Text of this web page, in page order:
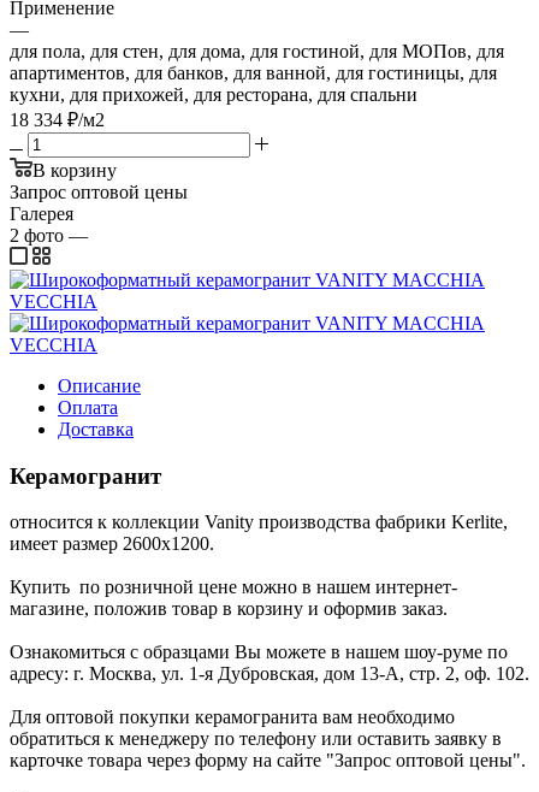
Применение
—
для пола, для стен, для дома, для гостиной, для МОПов, для
апартиментов, для банков, для ванной, для гостиницы, для
кухни, для прихожей, для ресторана, для спальни
18 334 ₽/м2
В корзину
Запрос оптовой цены
Галерея
2 фото —
Описание
Оплата
Доставка
Керамогранит
относится к коллекции Vanity производства фабрики Kerlite,
имеет размер 2600x1200.
Купить по розничной цене можно в нашем интернет-
магазине, положив товар в корзину и оформив заказ.
Ознакомиться с образцами Вы можете в нашем шоу-руме по
адресу: г. Москва, ул. 1-я Дубровская, дом 13-А, стр. 2, оф. 102.
Для оптовой покупки керамогранита вам необходимо
обратиться к менеджеру по телефону или оставить заявку в
карточке товара через форму на сайте "Запрос оптовой цены".